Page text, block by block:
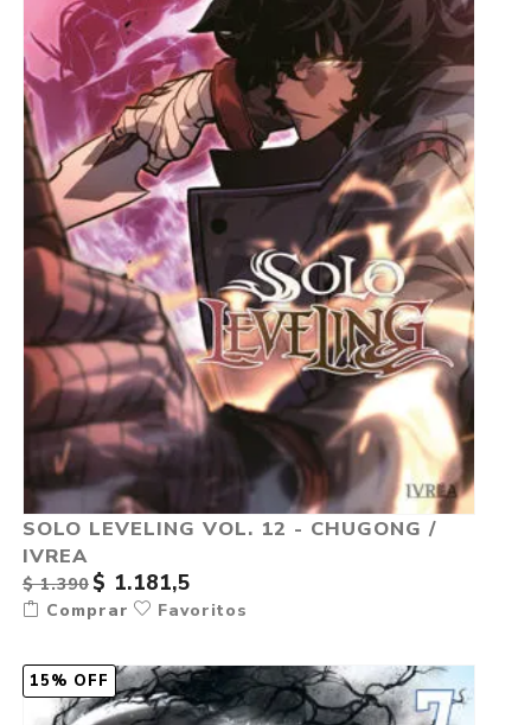
SOLO LEVELING VOL. 12 - CHUGONG /
IVREA
$ 1.390 $ 1.181,5
Comprar Favoritos
15% OFF